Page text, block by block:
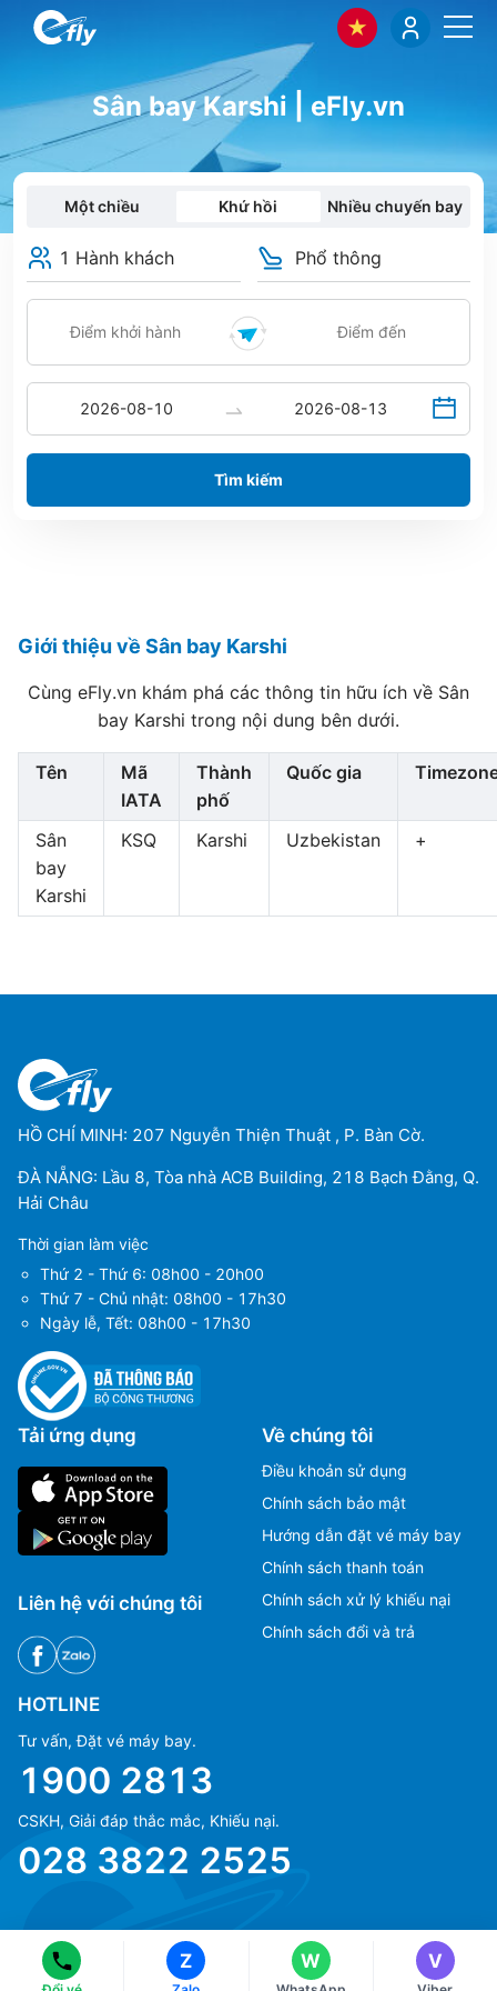
Sân bay Karshi | eFly.vn
Một chiều Khứ hồi Nhiều chuyến bay
1 Hành khách Phổ thông
Tìm kiếm
Giới thiệu về Sân bay Karshi
Cùng eFly.vn khám phá các thông tin hữu ích về Sân
bay Karshi trong nội dung bên dưới.
Tên
Mã
IATA
Thành
phố
Quốc gia
Sân
bay
Karshi
KSQ Karshi Uzbekistan +
HỒ CHÍ MINH: 207 Nguyễn Thiện Thuật , P. Bàn Cờ.
ĐÀ NẴNG: Lầu 8, Tòa nhà ACB Building, 218 Bạch Đằng, Q.
Hải Châu
Thời gian làm việc
Thứ 2 - Thứ 6: 08h00 - 20h00
Thứ 7 - Chủ nhật: 08h00 - 17h30
Ngày lễ, Tết: 08h00 - 17h30
Tải ứng dụng
Liên hệ với chúng tôi
Về chúng tôi
Điều khoản sử dụng
Chính sách bảo mật
Hướng dẫn đặt vé máy bay
Chính sách thanh toán
Chính sách xử lý khiếu nại
Chính sách đổi và trả
HOTLINE
Tư vấn, Đặt vé máy bay.
1900 2813
CSKH, Giải đáp thắc mắc, Khiếu nại.
028 3822 2525
© Copyright 2018 eFly.vn · All Rights reserved.
Z W
(+84) 70 854 1213
V